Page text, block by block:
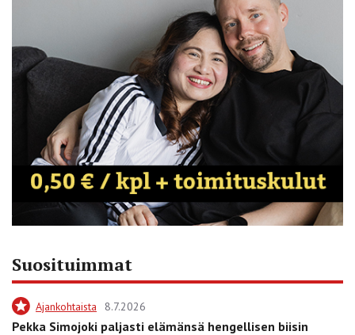
Suosituimmat
Ajankohtaista 8.7.2026
Pekka Simojoki paljasti elämänsä hengellisen biisin